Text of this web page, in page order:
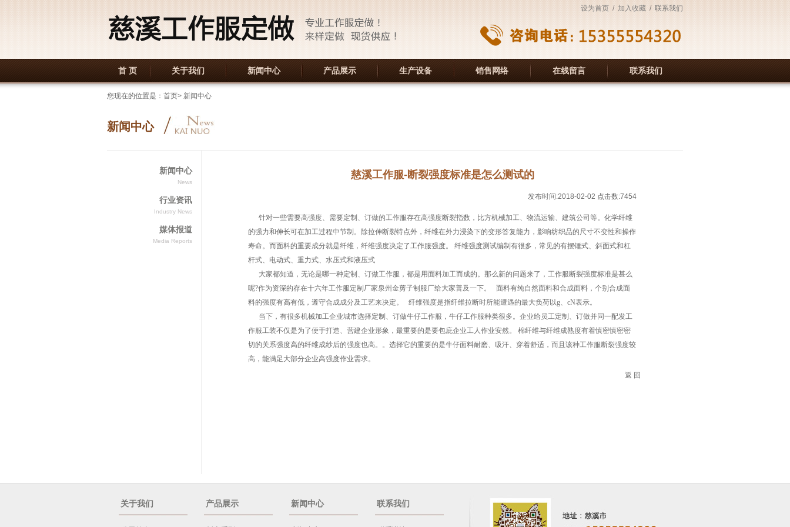
设为首页 / 加入收藏 / 联系我们
首 页 关于我们 新闻中心 产品展示 生产设备 销售网络 在线留言 联系我们
您现在的位置是：首页> 新闻中心
新闻中心
新闻中心
News
行业资讯
Industry News
媒体报道
Media Reports
慈溪工作服-断裂强度标准是怎么测试的
发布时间:2018-02-02 点击数:7454
针对一些需要高强度、需要定制、订做的工作服存在高强度断裂指数，比方机械加工、物流运输、建筑公司等。化学纤维
的强力和伸长可在加工过程中节制。除拉伸断裂特点外，纤维在外力浸染下的变形答复能力，影响纺织品的尺寸不变性和操作
寿命。而面料的重要成分就是纤维，纤维强度决定了工作服强度。 纤维强度测试编制有很多，常见的有摆锤式、斜面式和杠
杆式、电动式、重力式、水压式和液压式
大家都知道，无论是哪一种定制、订做工作服，都是用面料加工而成的。那么新的问题来了，工作服断裂强度标准是甚么
呢?作为资深的存在十六年工作服定制厂家泉州金剪子制服厂给大家普及一下。 面料有纯自然面料和合成面料，个别合成面
料的强度有高有低，遵守合成成分及工艺来决定。 纤维强度是指纤维拉断时所能遭遇的最大负荷以g、cN表示。
当下，有很多机械加工企业城市选择定制、订做牛仔工作服，牛仔工作服种类很多。企业给员工定制、订做并同一配发工
作服工装不仅是为了便于打造、营建企业形象，最重要的是要包庇企业工人作业安然。 棉纤维与纤维成熟度有着慎密慎密密
切的关系强度高的纤维成纱后的强度也高。。选择它的重要的是牛仔面料耐磨、吸汗、穿着舒适，而且该种工作服断裂强度较
高，能满足大部分企业高强度作业需求。
返 回
关于我们 产品展示 新闻中心 联系我们